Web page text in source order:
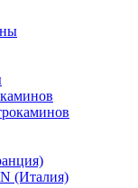
(Италия)